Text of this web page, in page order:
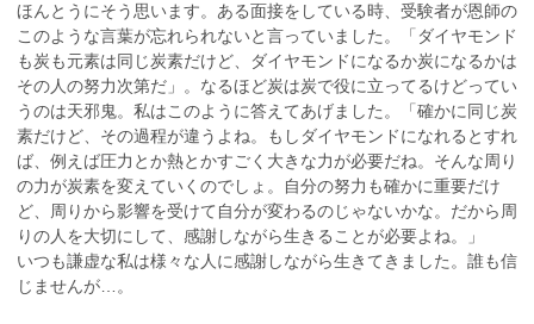
ほんとうにそう思います。ある面接をしている時、受験者が恩師の
このような言葉が忘れられないと言っていました。「ダイヤモンド
も炭も元素は同じ炭素だけど、ダイヤモンドになるか炭になるかは
その人の努力次第だ」。なるほど炭は炭で役に立ってるけどってい
うのは天邪鬼。私はこのように答えてあげました。「確かに同じ炭
素だけど、その過程が違うよね。もしダイヤモンドになれるとすれ
ば、例えば圧力とか熱とかすごく大きな力が必要だね。そんな周り
の力が炭素を変えていくのでしょ。自分の努力も確かに重要だけ
ど、周りから影響を受けて自分が変わるのじゃないかな。だから周
りの人を大切にして、感謝しながら生きることが必要よね。」
いつも謙虚な私は様々な人に感謝しながら生きてきました。誰も信
じませんが…。